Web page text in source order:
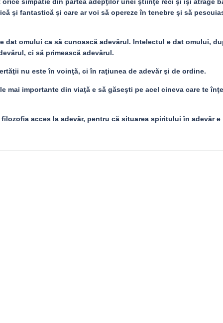
simpatie din partea adepţilor unei ştiinţe reci şi îşi atrage
şi fantastică şi care ar voi să opereze în tenebre şi să
dat omului ca să cunoască adevărul. Intelectul e dat omului,
ci să primească adevărul.
nu este în voinţă, ci în raţiunea de adevăr şi de ordine.
mai importante din viaţă e să găseşti pe acel cineva care te
filozofia acces la adevăr, pentru că situarea spiritului în adevăr e